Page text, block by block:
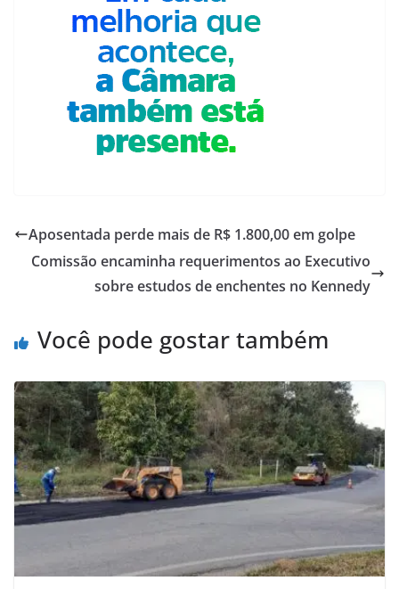
Aposentada perde mais de R$ 1.800,00 em golpe
Comissão encaminha requerimentos ao Executivo
sobre estudos de enchentes no Kennedy
Você pode gostar também